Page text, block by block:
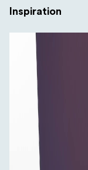
Inspiration